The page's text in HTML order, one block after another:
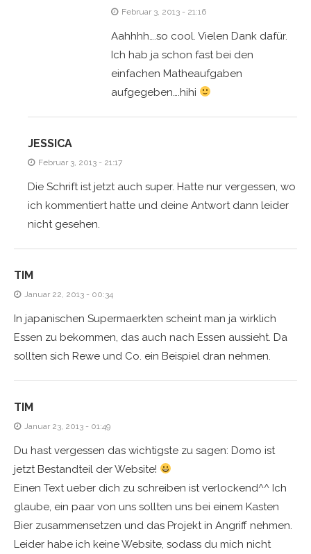
Februar 3, 2013 - 21:16
Aahhhh….so cool. Vielen Dank dafür.
Ich hab ja schon fast bei den
einfachen Matheaufgaben
aufgegeben….hihi
JESSICA
Februar 3, 2013 - 21:17
Die Schrift ist jetzt auch super. Hatte nur vergessen, wo
ich kommentiert hatte und deine Antwort dann leider
nicht gesehen.
TIM
Januar 22, 2013 - 00:34
In japanischen Supermaerkten scheint man ja wirklich
Essen zu bekommen, das auch nach Essen aussieht. Da
sollten sich Rewe und Co. ein Beispiel dran nehmen.
TIM
Januar 23, 2013 - 01:49
Du hast vergessen das wichtigste zu sagen: Domo ist
jetzt Bestandteil der Website!
Einen Text ueber dich zu schreiben ist verlockend^^ Ich
glaube, ein paar von uns sollten uns bei einem Kasten
Bier zusammensetzen und das Projekt in Angriff nehmen.
Leider habe ich keine Website, sodass du mich nicht